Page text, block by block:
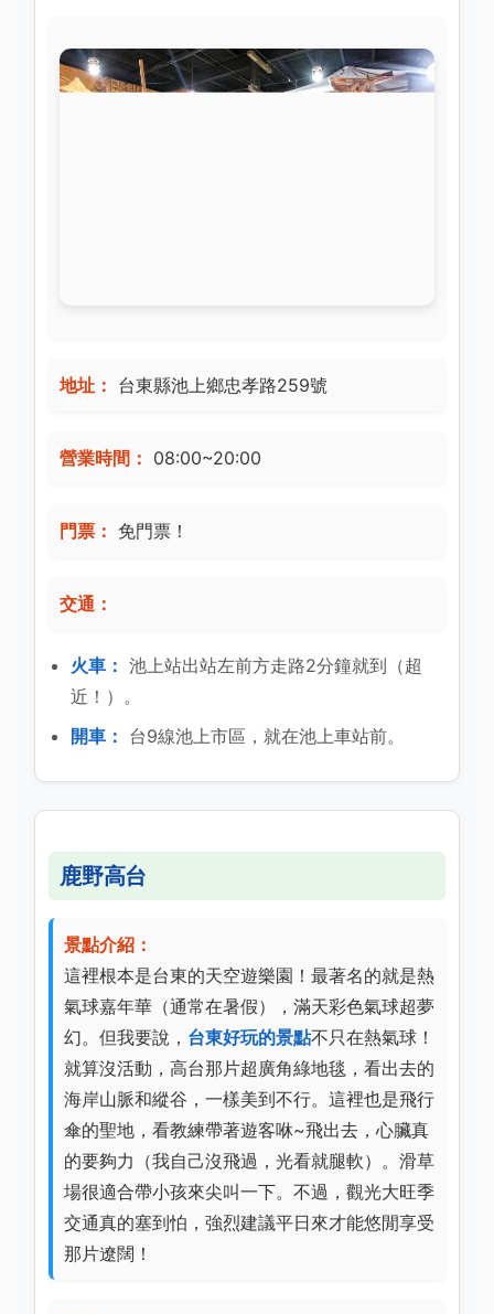
地址： 台東縣池上鄉忠孝路259號
營業時間： 08:00~20:00
門票： 免門票！
交通：
火車： 池上站出站左前方走路2分鐘就到（超
近！）。
開車： 台9線池上市區，就在池上車站前。
鹿野高台
景點介紹：
這裡根本是台東的天空遊樂園！最著名的就是熱
氣球嘉年華（通常在暑假），滿天彩色氣球超夢
幻。但我要說， 台東好玩的景點不只在熱氣球！
就算沒活動，高台那片超廣角綠地毯，看出去的
海岸山脈和縱谷，一樣美到不行。這裡也是飛行
傘的聖地，看教練帶著遊客咻~飛出去，心臟真
的要夠力（我自己沒飛過，光看就腿軟）。滑草
場很適合帶小孩來尖叫一下。不過，觀光大旺季
交通真的塞到怕，強烈建議平日來才能悠閒享受
那片遼闊！